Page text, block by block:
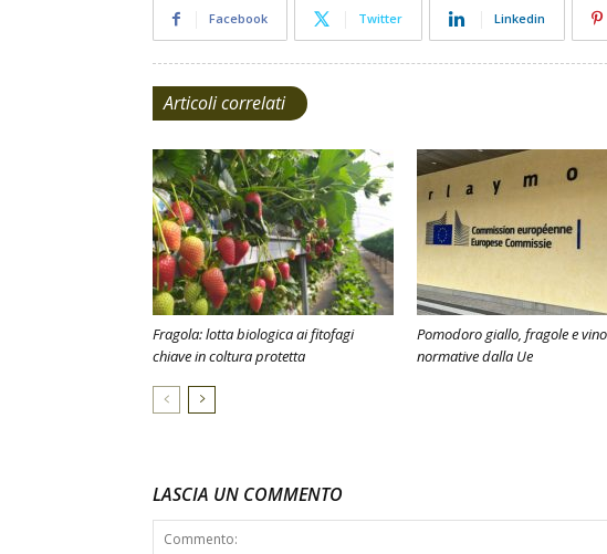
Facebook Twitter Linkedin
Articoli correlati
Fragola: lotta biologica ai fitofagi
chiave in coltura protetta
Pomodoro giallo, fragole e
normative dalla Ue
LASCIA UN COMMENTO